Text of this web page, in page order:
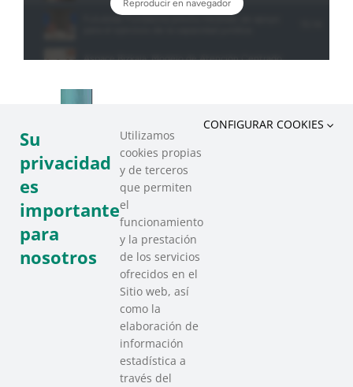
Su
privacidad
es
importante
para
nosotros
Utilizamos
cookies propias
y de terceros
que permiten
el
funcionamiento
y la prestación
de los servicios
ofrecidos en el
Sitio web, así
como la
elaboración de
información
estadística a
través del
CONFIGURAR COOKIES